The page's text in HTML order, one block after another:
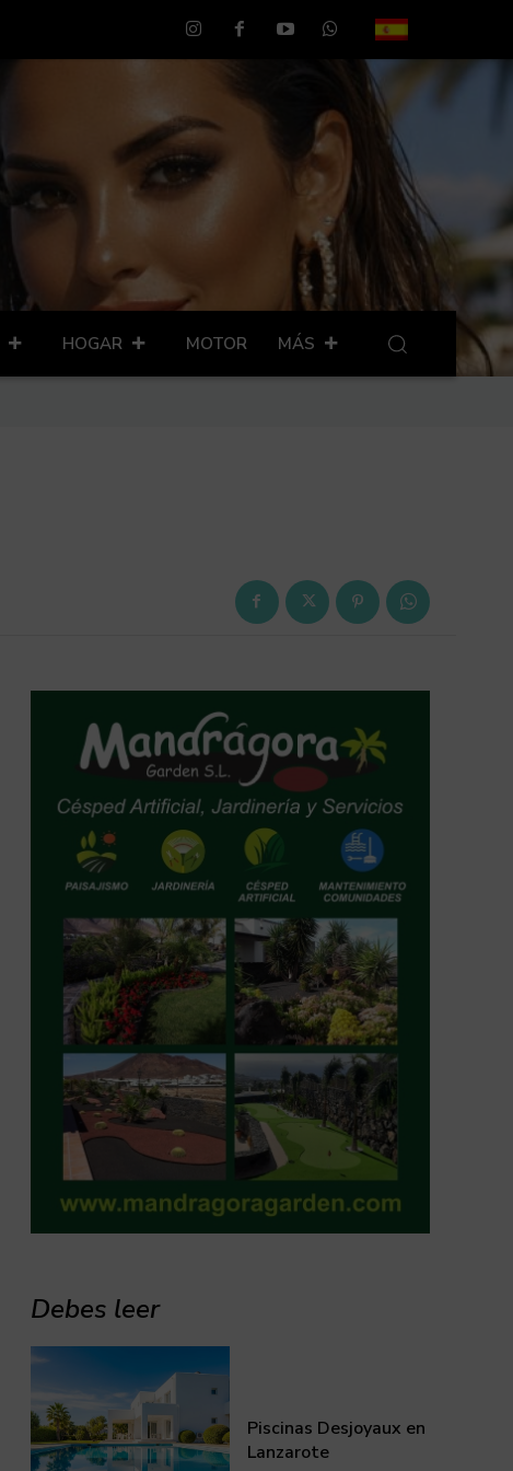
HOGAR MOTOR MÁS
Debes leer
Piscinas Desjoyaux en
Lanzarote